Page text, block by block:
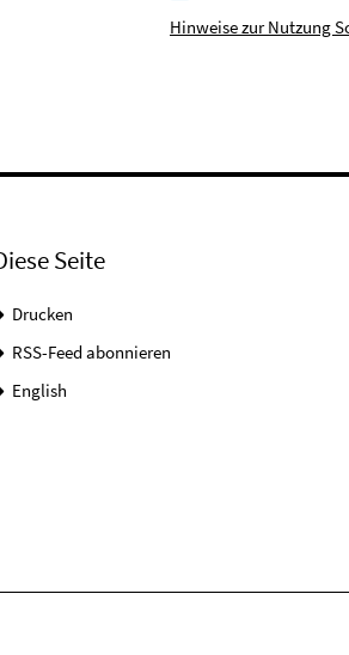
Hinweise zur Nutzung
Seite
Drucken
RSS-Feed abonnieren
English